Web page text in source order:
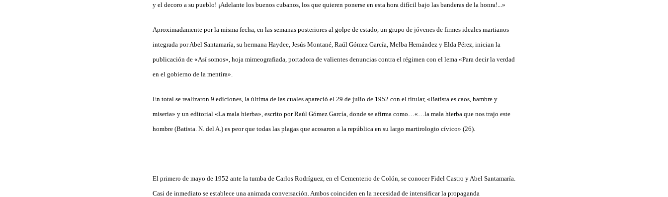
y el decoro a su pueblo! ¡Adelante los buenos cubanos, los que quieren ponerse en esta hora difícil bajo las banderas de la honra!...»
Aproximadamente por la misma fecha, en las semanas posteriores al golpe de estado, un grupo de jóvenes de firmes ideales martianos
integrada por Abel Santamaría, su hermana Haydee, Jesús Montané, Raúl Gómez García, Melba Hernández y Elda Pérez, inician la
publicación de «Así somos», hoja mimeografiada, portadora de valientes denuncias contra el régimen con el lema «Para decir la verdad
en el gobierno de la mentira».
En total se realizaron 9 ediciones, la última de las cuales apareció el 29 de julio de 1952 con el titular, «Batista es caos, hambre y
miseria» y un editorial «La mala hierba», escrito por Raúl Gómez García, donde se afirma como…«…la mala hierba que nos trajo este
hombre (Batista. N. del A.) es peor que todas las plagas que acosaron a la república en su largo martirologio cívico» (26).
El primero de mayo de 1952 ante la tumba de Carlos Rodríguez, en el Cementerio de Colón, se conocer Fidel Castro y Abel Santamaría.
Casi de inmediato se establece una animada conversación. Ambos coinciden en la necesidad de intensificar la propaganda